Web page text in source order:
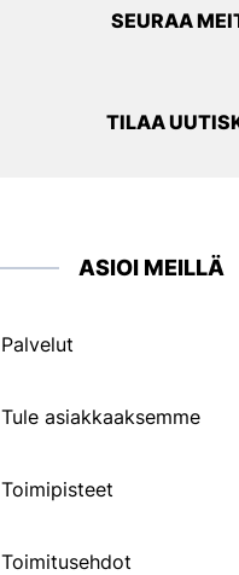
SEURAA
TILAA
ASIOI MEILLÄ
Palvelut
Tule asiakkaaksemme
Toimipisteet
Toimitusehdot